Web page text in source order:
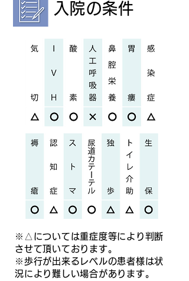
入院の条件
※△については重症度等により判断
させて頂いております。
※歩行が出来るレベルの患者様は状
況により難しい場合があります。